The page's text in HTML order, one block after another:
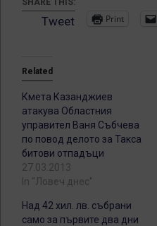
Tweet Print
Related
Кмета Казанджиев
атакува Областния
управител Ваня Събчева
по повод делото за Такса
битови отпадъци
27.03.2013
In "Ловеч днес"
Над 42 хил. лв. събрани
само за първите два дни